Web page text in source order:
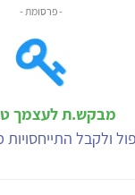
- פרסומת -
מבקש.ת לעצמך
ולקבל